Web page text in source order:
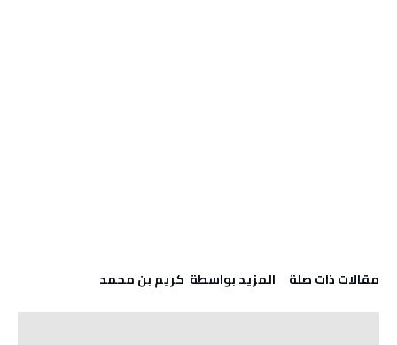
‫مقالات ذات صلة‬ ‫‫المزيد بواسطة‬ ‬ كريم بن محمد